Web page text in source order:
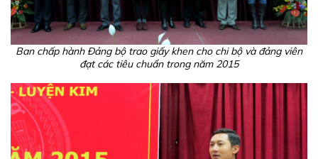
Ban chấp hành Đảng bộ trao giấy khen cho chi bộ và đảng viên
đạt các tiêu chuẩn trong năm 2015